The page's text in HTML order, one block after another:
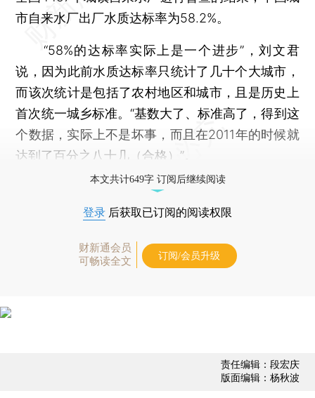
市自来水厂出厂水质达标率为58.2%。
“58%的达标率实际上是一个进步”，刘文君
说，因为此前水质达标率只统计了几十个大城市，
而该次统计是包括了农村地区和城市，且是历史上
首次统一城乡标准。“基数大了、标准高了，得到这
个数据，实际上不是坏事，而且在2011年的时候就
达到了百分之八十几（合格）”。
本文共计649字 订阅后继续阅读
登录 后获取已订阅的阅读权限
财新通会员
可畅读全文
订阅/会员升级
责任编辑：段宏庆
版面编辑：杨秋波